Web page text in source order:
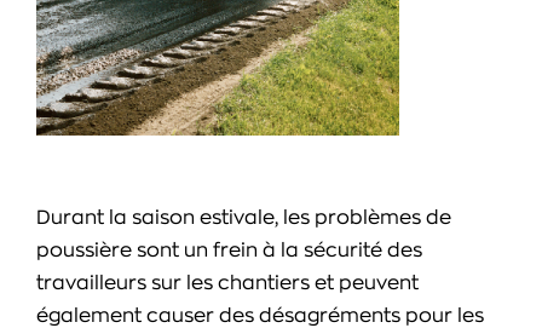
Durant la saison estivale, les problèmes de
poussière sont un frein à la sécurité des
travailleurs sur les chantiers et peuvent
également causer des désagréments pour les